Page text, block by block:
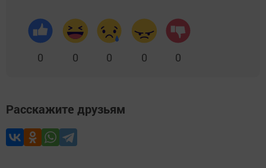
0 0 0 0 0
Расскажите друзьям